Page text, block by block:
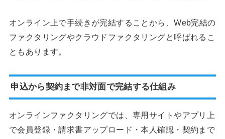
オンライン上で手続きが完結することから、Web完結の
ファクタリングやクラウドファクタリングと呼ばれるこ
ともあります。
申込から契約まで非対面で完結する仕組み
オンラインファクタリングでは、専用サイトやアプリ上
で会員登録・請求書アップロード・本人確認・契約まで